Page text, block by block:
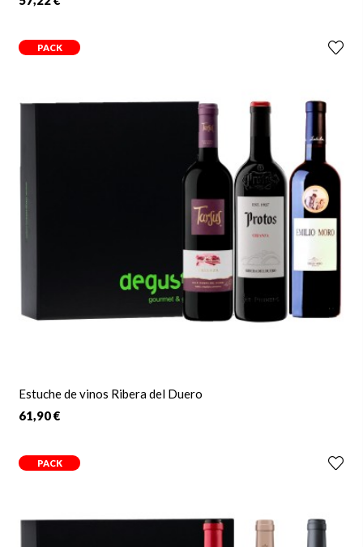
PACK
Estuche de vinos Ribera del Duero
61,90 €
PACK